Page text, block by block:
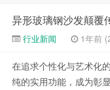
异形玻璃钢沙发颠覆
行业新闻 1年前
在追求个性化与艺术化
纯的实用功能，成为彰